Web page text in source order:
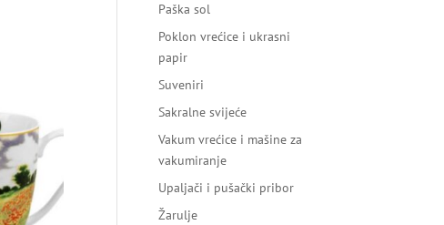
Paška sol
Poklon vrećice i ukrasni
papir
Suveniri
Sakralne svijeće
Vakum vrećice i mašine za
vakumiranje
Upaljači i pušački pribor
Žarulje